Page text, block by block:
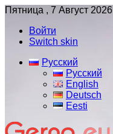
Пятница , 7 Август 2026
Войти
Switch skin
Русский
Русский
English
Deutsch
Eesti